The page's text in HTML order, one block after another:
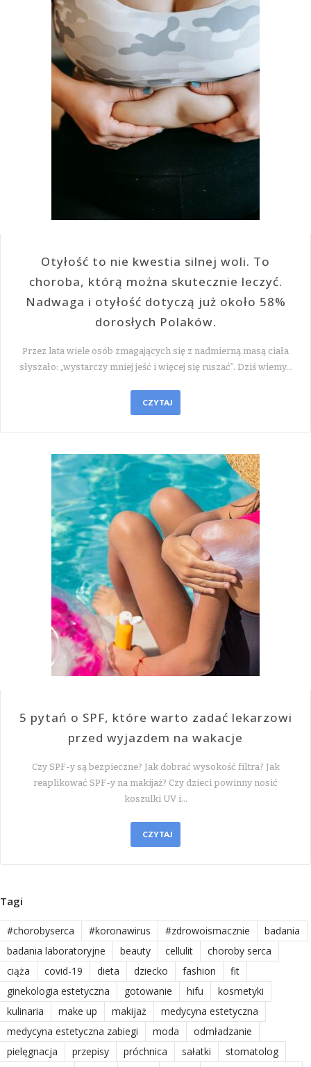
Otyłość to nie kwestia silnej woli. To
choroba, którą można skutecznie leczyć.
Nadwaga i otyłość dotyczą już około 58%
dorosłych Polaków.
Przez lata wiele osób zmagających się z nadmierną masą ciała
słyszało: „wystarczy mniej jeść i więcej się ruszać”. Dziś wiemy…
CZYTAJ
5 pytań o SPF, które warto zadać lekarzowi
przed wyjazdem na wakacje
Czy SPF-y są bezpieczne? Jak dobrać wysokość filtra? Jak
reaplikować SPF-y na makijaż? Czy dzieci powinny nosić
koszulki UV i…
CZYTAJ
Tagi
#chorobyserca #koronawirus #zdrowoismacznie
badania
badania laboratoryjne
beauty cellulit
choroby serca
ciąża
covid-19 dieta dziecko fashion
fit
ginekologia estetyczna
gotowanie hifu
kosmetyki
kulinaria
make up makijaż
medycyna estetyczna
medycyna estetyczna zabiegi
moda
odmładzanie
pielęgnacja
przepisy próchnica sałatki
stomatolog